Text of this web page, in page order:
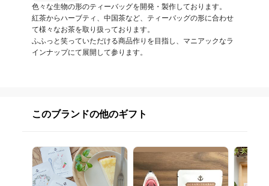
色々な生物の形のティーバッグを開発・製作しております。
紅茶からハーブティ、中国茶など、ティーバッグの形に合わせ
て様々なお茶を取り扱っております。
ふふっと笑っていただける商品作りを目指し、マニアックなラ
インナップにて展開して参ります。
このブランドの他のギフト